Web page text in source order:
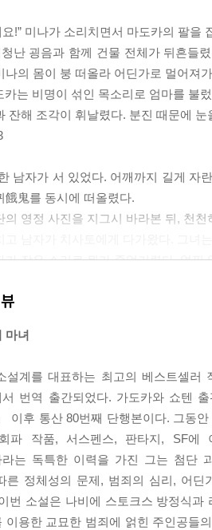
!” 미나가 소리치면서 마도카의 팔을
난 굉음과 함께 건물 전체가 뒤흔들
나의 몸이 붕 떠올라 어딘가로 멀어져
카는 비명이 섞인 목소리로 엄마를 불
잔해 조각이 휘날렸다. 분진 때문에
남자가 서 있었다. 어깨까지 길게 자
餓鬼를 동시에 떠올렸다.
의 영정 사진을 지그시 바라본 뒤, 천
가 작은 소리로 뭔가 중얼거렸다. 얼핏
보았다. 4시가 넘었다. 주위는 슬슬 어
.
주머니에서 담배와 라이터를 꺼냈다.
났다.
는 대로 달걀 썩은 듯한 냄새, 라는 그
이런 냄새가 나는 것도 당연한가.
게 생각한 직후, 입에서 담배가 툭 떨어
마녀
설계를 대표하는 최고의 베스트셀
서 번역 출간되었다. 가도카와 쇼텐
이후 통산 80번째 단행본이다. 그동
파 작품, 서스펜스, 판타지, SF에
라는 독특한 이력을 가진 그는 첨단
른 정체성의 문제, 범죄의 심리, 어
번 소설은 나비에 스토크스 방정식
이용한 교묘한 범죄에 얽힌 주인공들